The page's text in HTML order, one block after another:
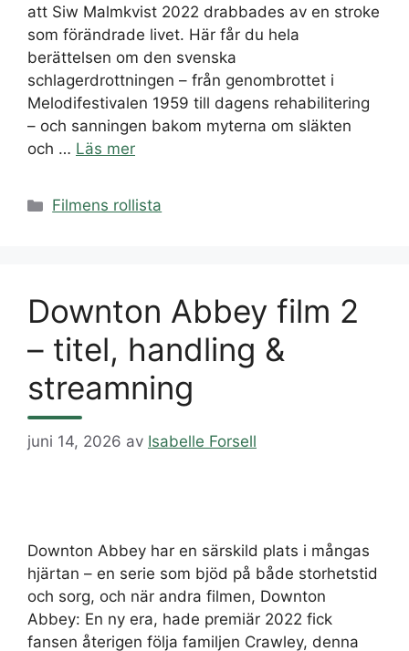
att Siw Malmkvist 2022 drabbades av en stroke
som förändrade livet. Här får du hela
berättelsen om den svenska
schlagerdrottningen – från genombrottet i
Melodifestivalen 1959 till dagens rehabilitering
– och sanningen bakom myterna om släkten
och … Läs mer
Kategorier
Filmens rollista
Downton Abbey film 2
– titel, handling &
streamning
juni 14, 2026 av Isabelle Forsell
Downton Abbey har en särskild plats i mångas
hjärtan – en serie som bjöd på både storhetstid
och sorg, och när andra filmen, Downton
Abbey: En ny era, hade premiär 2022 fick
fansen återigen följa familjen Crawley, denna